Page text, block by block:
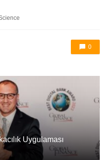
0
Uygulaması